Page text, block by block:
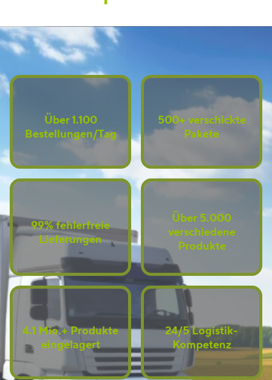
Über 1.100
Bestellungen/Tag
500+ verschickte
Pakete
99% fehlerfreie
Lieferungen
Über 5.000
verschiedene
Produkte
4.1 Mio.+ Produkte
eingelagert
24/5 Logistik-
Kompetenz